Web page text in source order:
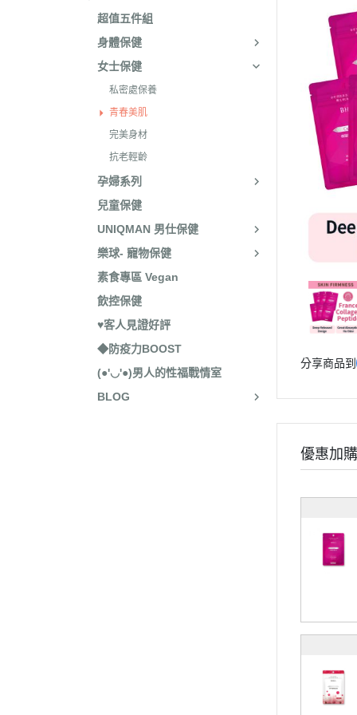
超值五件組
身體保健
女士保健
私密處保養
青春美肌
完美身材
抗老輕齡
孕婦系列
兒童保健
UNIQMAN 男仕保健
樂球- 寵物保健
素食專區 Vegan
飲控保健
♥客人見證好評
◆防疫力BOOST
(●'◡'●)男人的性福戰情室
BLOG
分享商品到
優惠加購